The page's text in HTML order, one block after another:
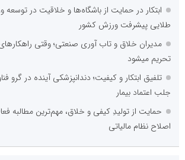
ابتکار در حمایت از باشگاه‌ها و خلاقیت در
طلایی پیشرفت ورزش کشور
مدیران خلاق و تاب آوری صنعتی؛ وقتی
تحریم میشود
تلفیق ابتکار و کیفیت؛ دندانپزشکی آینده در گرو
جلب اعتماد بیمار
حمایت از تولیدِ کیفی و خلاق، مهم‌ترین مطالبه
اصلاح نظام مالیاتی